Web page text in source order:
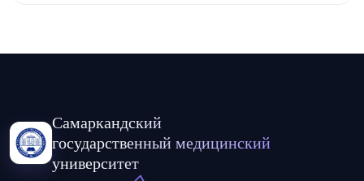
Самаркандский
государственный медицинский
университет